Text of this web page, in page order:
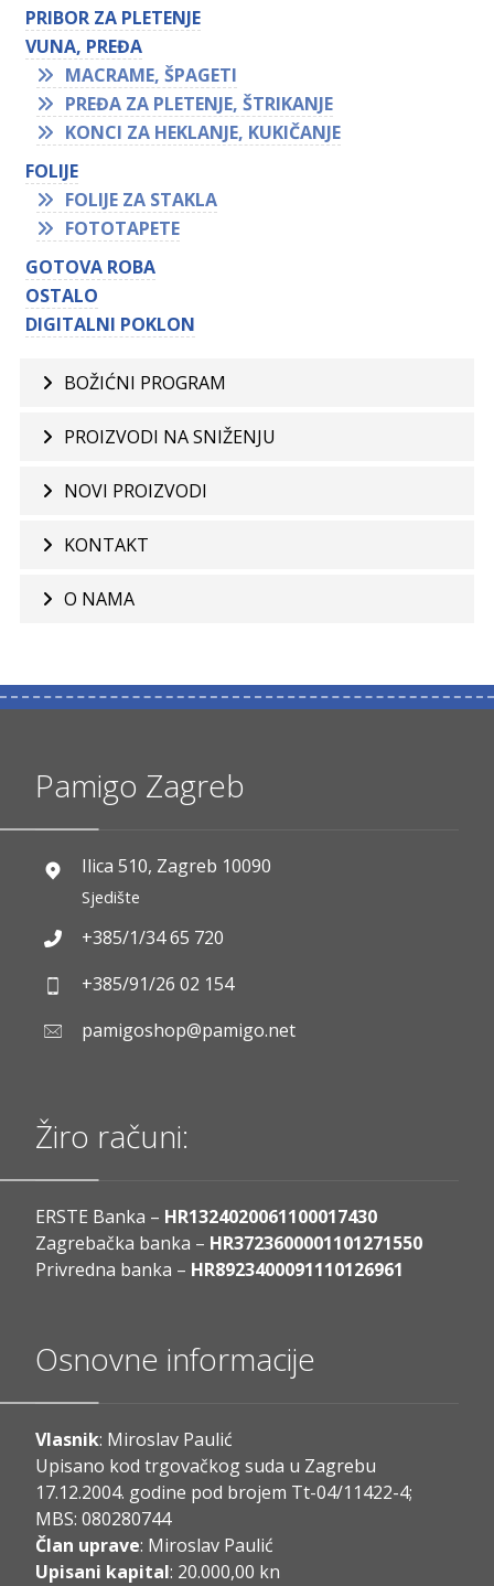
PRIBOR ZA PLETENJE
VUNA, PREĐA
MACRAME, ŠPAGETI
PREĐA ZA PLETENJE, ŠTRIKANJE
KONCI ZA HEKLANJE, KUKIČANJE
FOLIJE
FOLIJE ZA STAKLA
FOTOTAPETE
GOTOVA ROBA
OSTALO
DIGITALNI POKLON
BOŽIĆNI PROGRAM
PROIZVODI NA SNIŽENJU
NOVI PROIZVODI
KONTAKT
O NAMA
Pamigo Zagreb
Ilica 510, Zagreb 10090
Sjedište
+385/1/34 65 720
+385/91/26 02 154
pamigoshop@pamigo.net
Žiro računi:
ERSTE Banka – HR1324020061100017430
Zagrebačka banka – HR3723600001101271550
Privredna banka – HR8923400091110126961
Osnovne informacije
Vlasnik: Miroslav Paulić
Upisano kod trgovačkog suda u Zagrebu
17.12.2004. godine pod brojem Tt-04/11422-4;
MBS: 080280744
Član uprave: Miroslav Paulić
Upisani kapital: 20.000,00 kn